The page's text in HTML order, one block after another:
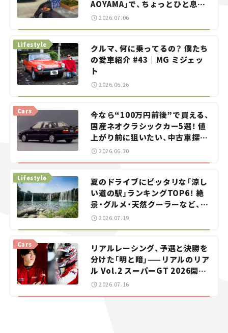
AOYAMA」で、ちょっとひと息。
——連載｜CCGとクルマでどうす
る？＜第13回＞
2026.07.06
クルマ、何に乗ってるの？ 僕たち
の愛車紹介 #43｜MG ミジェッ
ト
Lifestyle
2026.06.26
今なら“100万円前後”で買える、
国産ネオクラシックカー5選！ 値
上がり前に狙いたい、中古車探し
をお手伝い――ちょっとイケてるマ
イカー選び #02
Cars
2026.06.30
夏のドライブにピッタリな「涼し
い道の駅」ランキングTOP6！ 絶
景・グルメ・天然クーラーなど、避
暑におすすめのスポットを紹介
Lifestyle
2026.07.19
リアルレーシング、予選と決勝を
分けた「明と暗」——リアルのリア
ル Vol.2 スーパーGT 2026開幕
戦 岡山国際サーキット
Cars
2026.07.16